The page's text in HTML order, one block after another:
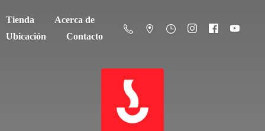
Tienda
Acerca de
Ubicación
Contacto